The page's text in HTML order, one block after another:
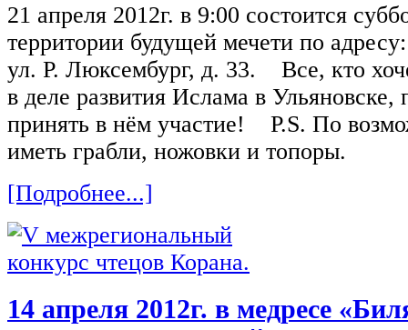
21 апреля 2012г. в 9:00 состоится
территории будущей мечети по
ул. Р. Люксембург, д. 33. Все, кто
в деле развития Ислама в Ульяновске,
принять в нём участие! P.S. По
иметь грабли, ножовки и топоры.
[Подробнее...]
14 апреля 2012г. в медресе